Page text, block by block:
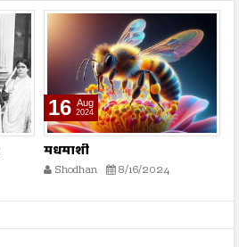
16 Aug
2024
मधमाशी
Shodhan 8/16/2024